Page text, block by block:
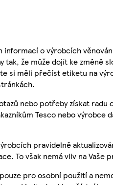
informací o výrobcích
tak, že může dojít ke změně
si měli přečíst etiketu na
nebo potřeby získat radu
Tesco nebo výrobce
pravidelně
To však nemá vliv na Vaše
pro osobní použití a